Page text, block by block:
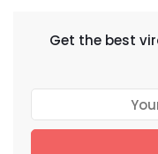
Get the best